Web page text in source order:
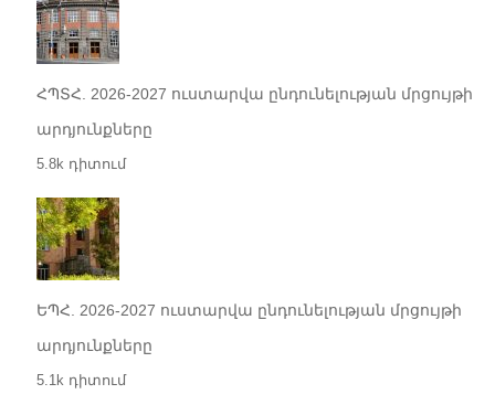
ՀՊՏՀ. 2026-2027 ուստարվա ընդունելության մրցույթի
արդյունքները
5.8k դիտում
ԵՊՀ. 2026-2027 ուստարվա ընդունելության մրցույթի
արդյունքները
5.1k դիտում